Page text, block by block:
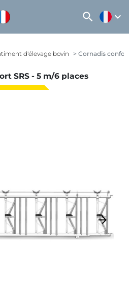
search expand_more
d'élevage bovin Cornadis
SRS - 5 m/6 places
Suivant
arrow_forward